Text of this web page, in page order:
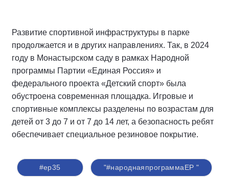
Развитие спортивной инфраструктуры в парке
продолжается и в других направлениях. Так, в 2024
году в Монастырском саду в рамках Народной
программы Партии «Единая Россия» и
федерального проекта «Детский спорт» была
обустроена современная площадка. Игровые и
спортивные комплексы разделены по возрастам для
детей от 3 до 7 и от 7 до 14 лет, а безопасность ребят
обеспечивает специальное резиновое покрытие.
#ер35 "#народнаяпрограммаЕР "